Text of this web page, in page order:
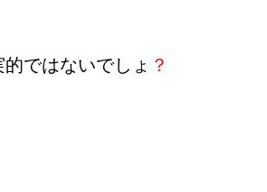
ではないでしょ ？